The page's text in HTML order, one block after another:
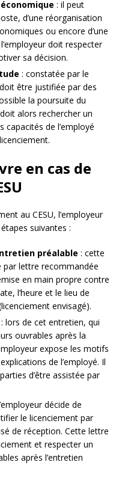
: il peut
d’une réorganisation
ou encore d’une
doit respecter
sa décision.
: constatée par le
être justifiée par des
la poursuite du
alors rechercher un
de l’employé
en cas de
au CESU, l’employeur
suivantes :
préalable : cette
lettre recommandée
en main propre contre
l’heure et le lieu de
envisagé).
: lors de cet entretien, qui
ouvrables après la
expose les motifs
de l’employé. Il
d’être assistée par
décide de
le licenciement par
de réception. Cette lettre
et respecter un
après l’entretien